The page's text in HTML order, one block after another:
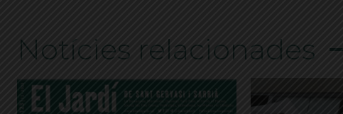
Notícies relacionades